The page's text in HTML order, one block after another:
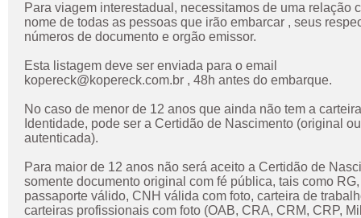
Para viagem interestadual, necessitamos de uma relação
nome de todas as pessoas que irão embarcar , seus
números de documento e orgão emissor.
Esta listagem deve ser enviada para o email
kopereck@kopereck.com.br , 48h antes do embarque.
No caso de menor de 12 anos que ainda não tem a
Identidade, pode ser a Certidão de Nascimento (original
autenticada).
Para maior de 12 anos não será aceito a Certidão de
somente documento original com fé pública, tais como RG,
passaporte válido, CNH válida com foto, carteira de
carteiras profissionais com foto (OAB, CRA, CRM, CRP,